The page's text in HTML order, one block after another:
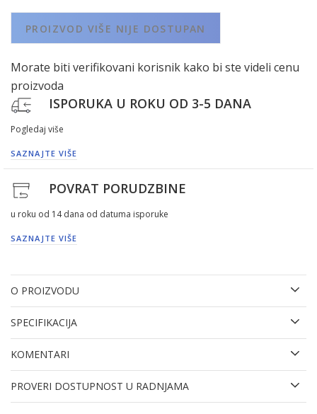
PROIZVOD VIŠE NIJE DOSTUPAN
Morate biti verifikovani korisnik kako bi ste videli cenu
proizvoda
ISPORUKA U ROKU OD 3-5 DANA
Pogledaj više
SAZNAJTE VIŠE
POVRAT PORUDZBINE
u roku od 14 dana od datuma isporuke
SAZNAJTE VIŠE
O PROIZVODU
SPECIFIKACIJA
KOMENTARI
PROVERI DOSTUPNOST U RADNJAMA